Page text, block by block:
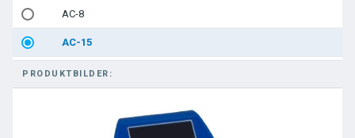
AC-8
AC-15
PRODUKTBILDER: